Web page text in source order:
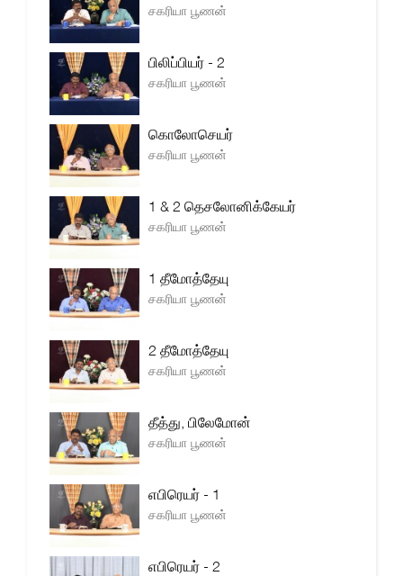
சகரியா பூணன்
பிலிப்பியர் - 2
சகரியா பூணன்
கொலோசெயர்
சகரியா பூணன்
1 & 2 தெசலோனிக்கேயர்
சகரியா பூணன்
1 தீமோத்தேயு
சகரியா பூணன்
2 தீமோத்தேயு
சகரியா பூணன்
தீத்து, பிலேமோன்
சகரியா பூணன்
எபிரெயர் - 1
சகரியா பூணன்
எபிரெயர் - 2